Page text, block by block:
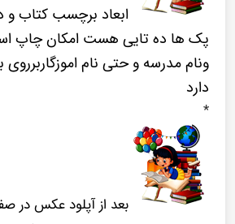
پک ها ده تایی هست امکان چاپ
ونام مدرسه و حتی نام
دارد
*
بعد از آپلود عکس در